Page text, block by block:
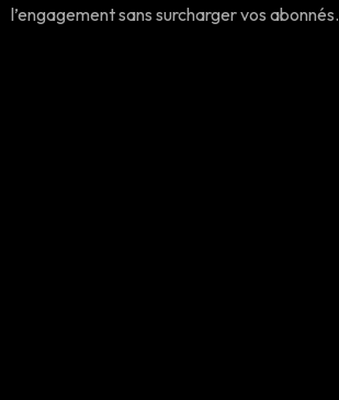
l’engagement sans surcharger vos abonnés.